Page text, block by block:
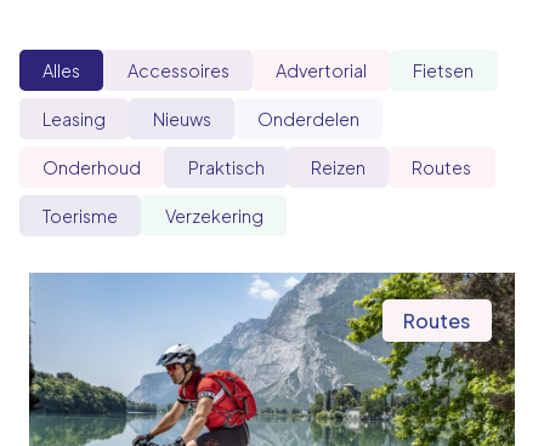
Alles Accessoires Advertorial Fietsen
Leasing Nieuws Onderdelen
Onderhoud Praktisch Reizen Routes
Toerisme Verzekering
Routes